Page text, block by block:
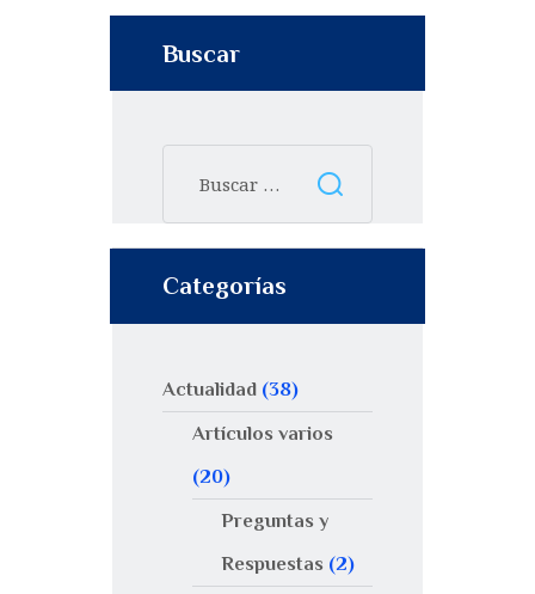
Buscar
Categorías
Actualidad (38)
Artículos varios
(20)
Preguntas y
Respuestas (2)